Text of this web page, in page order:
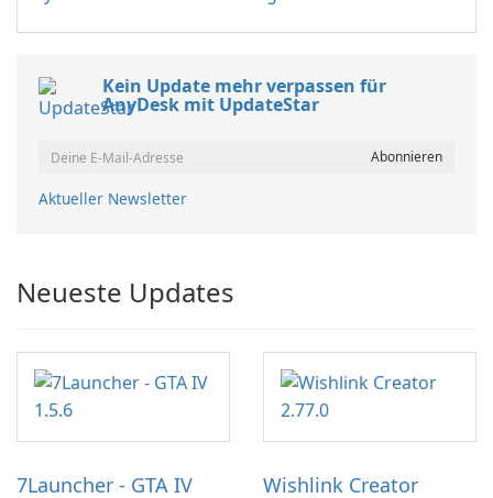
Kein Update mehr verpassen für
AnyDesk mit UpdateStar
Aktueller Newsletter
Neueste Updates
7Launcher - GTA IV Wishlink Creator